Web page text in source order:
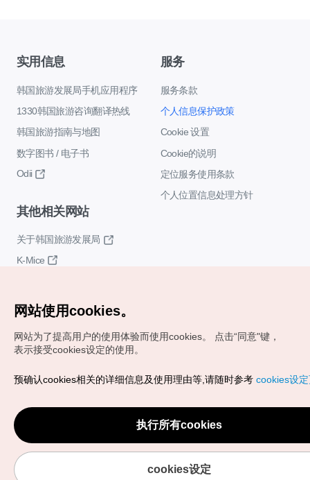
实用信息
韩国旅游发展局手机应用程序
1330韩国旅游咨询翻译热线
韩国旅游指南与地图
数字图书 / 电子书
Odii
服务
服务条款
个人信息保护政策
Cookie 设置
Cookie的说明
定位服务使用条款
个人位置信息处理方针
其他相关网站
关于韩国旅游发展局
K-Mice
Copyrights (c) 韩国旅游发展局版权所有
VISITKOREA官方邮箱
chnsim@knto.or.kr
网站使用cookies。
网站为了提高用户的使用体验而使用cookies。
点击“同意"键，
表示接受cookies设定的使用。
预确认cookies相关的详细信息及使用理由等,请随时参考 cookies设
执行所有cookies
cookies设定